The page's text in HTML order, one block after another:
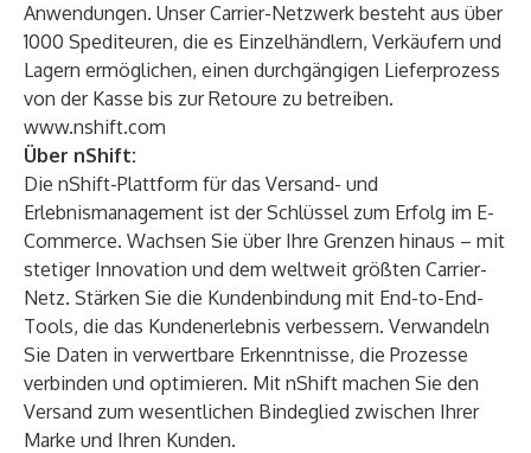
Anwendungen. Unser Carrier-Netzwerk besteht aus über
1000 Spediteuren, die es Einzelhändlern, Verkäufern und
Lagern ermöglichen, einen durchgängigen Lieferprozess
von der Kasse bis zur Retoure zu betreiben.
www.nshift.com
Über nShift:
Die nShift-Plattform für das Versand- und
Erlebnismanagement ist der Schlüssel zum Erfolg im E-
Commerce. Wachsen Sie über Ihre Grenzen hinaus – mit
stetiger Innovation und dem weltweit größten Carrier-
Netz. Stärken Sie die Kundenbindung mit End-to-End-
Tools, die das Kundenerlebnis verbessern. Verwandeln
Sie Daten in verwertbare Erkenntnisse, die Prozesse
verbinden und optimieren. Mit nShift machen Sie den
Versand zum wesentlichen Bindeglied zwischen Ihrer
Marke und Ihren Kunden.